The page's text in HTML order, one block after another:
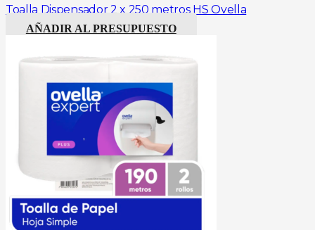
Toalla Dispensador 2 x 250 metros HS Ovella
AÑADIR AL PRESUPUESTO